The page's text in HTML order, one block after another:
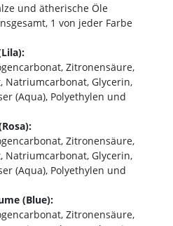
und ätherische Öle
1 von jeder Farbe
Zitronensäure,
Natriumcarbonat, Glycerin,
(Aqua), Polyethylen und
Zitronensäure,
Natriumcarbonat, Glycerin,
(Aqua), Polyethylen und
(Blue):
Zitronensäure,